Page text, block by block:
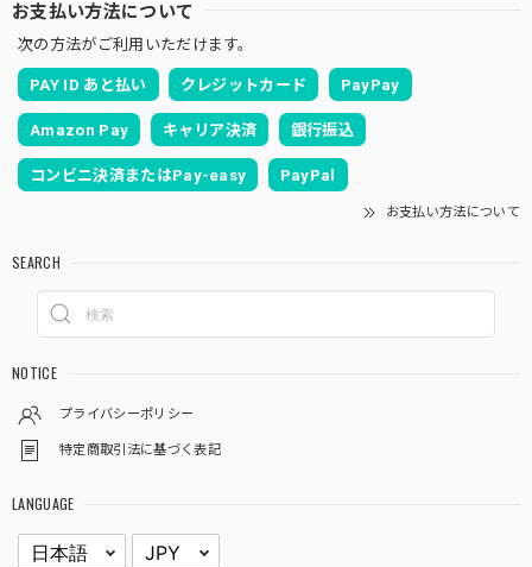
お支払い方法について
次の方法がご利用いただけます。
PAY ID あと払い クレジットカード PayPay
Amazon Pay キャリア決済 銀行振込
コンビニ決済またはPay-easy PayPal
お支払い方法について
SEARCH
NOTICE
プライバシーポリシー
特定商取引法に基づく表記
LANGUAGE